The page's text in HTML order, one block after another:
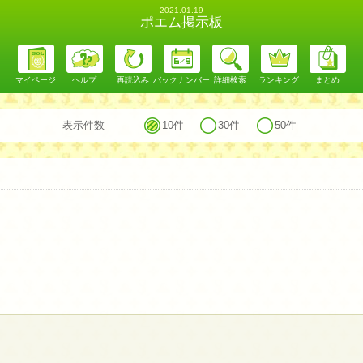
2021.01.19
ポエム掲示板
マイページ ヘルプ 再読込み バックナンバー 詳細検索 ランキング まとめ
表示件数 10件 30件 50件